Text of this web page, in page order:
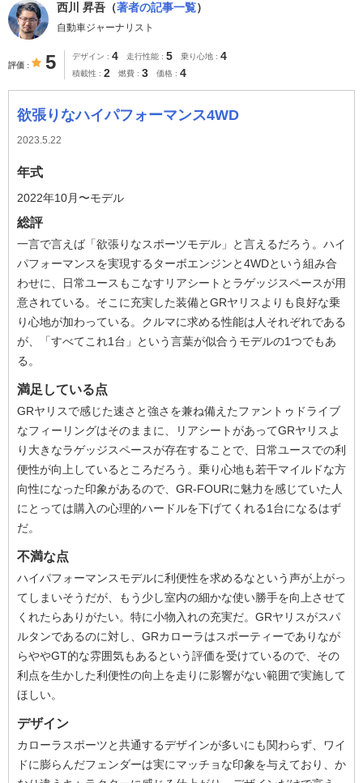
西川 昇吾（著者の記事一覧）
自動車ジャーナリスト
評価 5 デザイン 4 走行性能 5 乗り心地 4
積載性 2 燃費 3 価格 4
欲張りなハイパフォーマンス4WD
2023.5.22
年式
2022年10月〜モデル
総評
一言で言えば「欲張りなスポーツモデル」と言えるだろう。ハイ
パフォーマンスを実現するターボエンジンと4WDという組み合
わせに、日常ユースもこなすリアシートとラゲッジスペースが用
意されている。そこに充実した装備とGRヤリスよりも良好な乗
り心地が加わっている。クルマに求める性能は人それぞれである
が、「すべてこれ1台」という言葉が似合うモデルの1つでもあ
る。
満足している点
GRヤリスで感じた速さと強さを兼ね備えたファントゥドライブ
なフィーリングはそのままに、リアシートがあってGRヤリスよ
り大きなラゲッジスペースが存在することで、日常ユースでの利
便性が向上しているところだろう。乗り心地も若干マイルドな方
向性になった印象があるので、GR-FOURに魅力を感じていた人
にとっては購入の心理的ハードルを下げてくれる1台になるはず
だ。
不満な点
ハイパフォーマンスモデルに利便性を求めるなという声が上がっ
てしまいそうだが、もう少し室内の細かな使い勝手を向上させて
くれたらありがたい。特に小物入れの充実だ。GRヤリスがスパ
ルタンであるのに対し、GRカローラはスポーティーでありなが
らややGT的な雰囲気もあるという評価を受けているので、その
利点を生かした利便性の向上を走りに影響がない範囲で実施して
ほしい。
デザイン
カローラスポーツと共通するデザインが多いにも関わらず、ワイ
ドに膨らんだフェンダーは実にマッチョな印象を与えており、か